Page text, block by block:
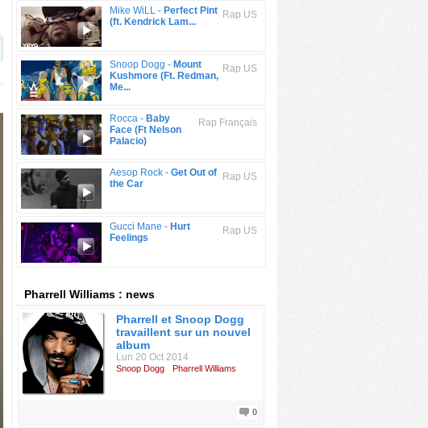
Rap US
Mike WiLL - Perfect Pint
(ft. Kendrick Lam...
Rap US
Snoop Dogg - Mount
Kushmore (Ft. Redman,
Me...
Rap Français
Rocca - Baby
Face (Ft Nelson
Palacio)
Rap US
Aesop Rock - Get Out of
the Car
Rap US
Gucci Mane - Hurt
Feelings
Pharrell Williams : news
Pharrell et Snoop Dogg
travaillent sur un nouvel
album
Lun 20 Oct 2014
Snoop Dogg Pharrell Williams
0